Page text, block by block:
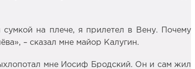
на плече, я прилетел в Вену. Почему
– сказал мне майор Калугин.
мне Иосиф Бродский. Он и сам жил